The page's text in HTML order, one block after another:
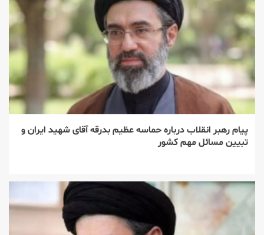
پیام رهبر انقلاب درباره حماسه عظیم بدرقه آقای شهید ایران و
تبیین مسائل مهم کشور